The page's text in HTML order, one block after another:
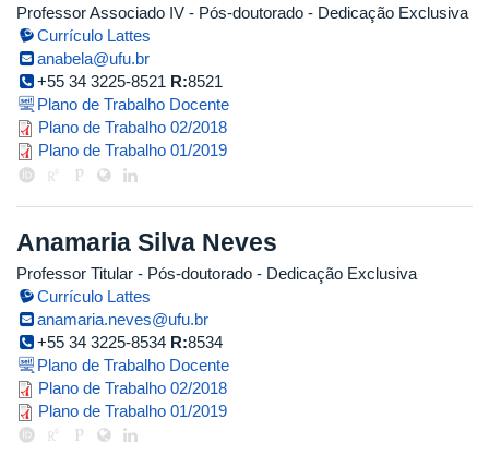
Professor Associado IV - Pós-doutorado - Dedicação Exclusiva
Currículo Lattes
anabela@ufu.br
+55 34 3225-8521 R:8521
Plano de Trabalho Docente
plano_2018_2.pdf
Plano de Trabalho 02/2018
Plano de Trabalho 01/2019
Anamaria Silva Neves
Professor Titular - Pós-doutorado - Dedicação Exclusiva
Currículo Lattes
anamaria.neves@ufu.br
+55 34 3225-8534 R:8534
Plano de Trabalho Docente
anamaria.pdf
Plano de Trabalho 02/2018
anamaria.pdf
Plano de Trabalho 01/2019